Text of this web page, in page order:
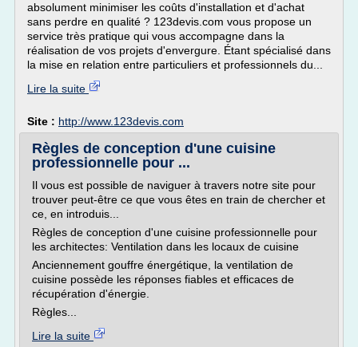
absolument minimiser les coûts d'installation et d'achat
sans perdre en qualité ? 123devis.com vous propose un
service très pratique qui vous accompagne dans la
réalisation de vos projets d'envergure. Étant spécialisé dans
la mise en relation entre particuliers et professionnels du...
Lire la suite
Site : http://www.123devis.com
Règles de conception d'une cuisine
professionnelle pour ...
Il vous est possible de naviguer à travers notre site pour
trouver peut-être ce que vous êtes en train de chercher et
ce, en introduis...
Règles de conception d'une cuisine professionnelle pour
les architectes: Ventilation dans les locaux de cuisine
Anciennement gouffre énergétique, la ventilation de
cuisine possède les réponses fiables et efficaces de
récupération d'énergie.
Règles...
Lire la suite